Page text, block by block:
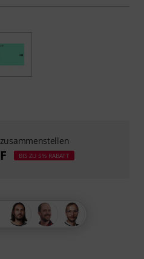
BIS ZU 5% RABATT